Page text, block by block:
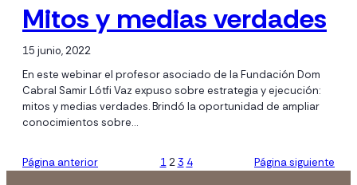
Mitos y medias verdades
15 junio, 2022
En este webinar el profesor asociado de la Fundación Dom
Cabral Samir Lótfi Vaz expuso sobre estrategia y ejecución:
mitos y medias verdades. Brindó la oportunidad de ampliar
conocimientos sobre…
Página anterior 1 2 3 4 Página siguiente